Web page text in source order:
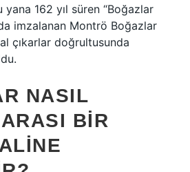
yana 162 yıl süren “Boğazlar
imzalanan Montrö Boğazlar
çıkarlar doğrultusunda
NASIL
BIR